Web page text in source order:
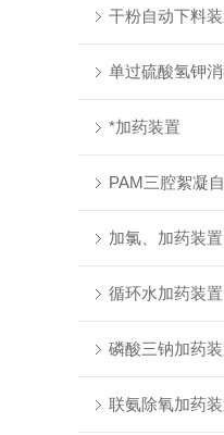
干粉自动下料
单过硫酸氢钾
*加药装置
PAM三腔絮凝
加氯、加药装置
循环水加药装置
磷酸三钠加药
联氨除氧加药